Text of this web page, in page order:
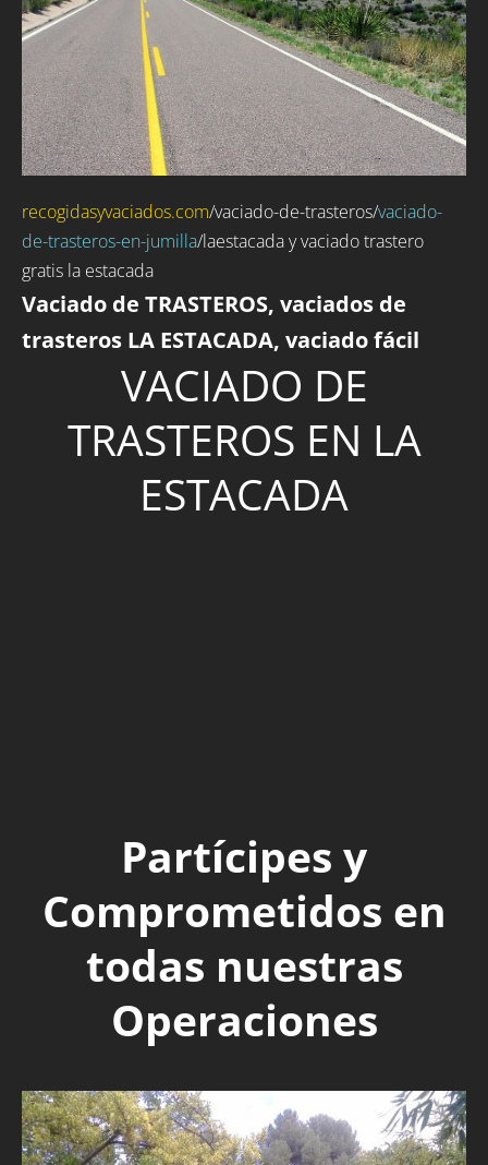
recogidasyvaciados.com/vaciado-de-trasteros/vaciado-
de-trasteros-en-jumilla/laestacada y vaciado trastero
gratis la estacada
Vaciado de TRASTEROS, vaciados de
trasteros LA ESTACADA, vaciado fácil
VACIADO DE
TRASTEROS EN LA
ESTACADA
Partícipes y
Comprometidos en
todas nuestras
Operaciones